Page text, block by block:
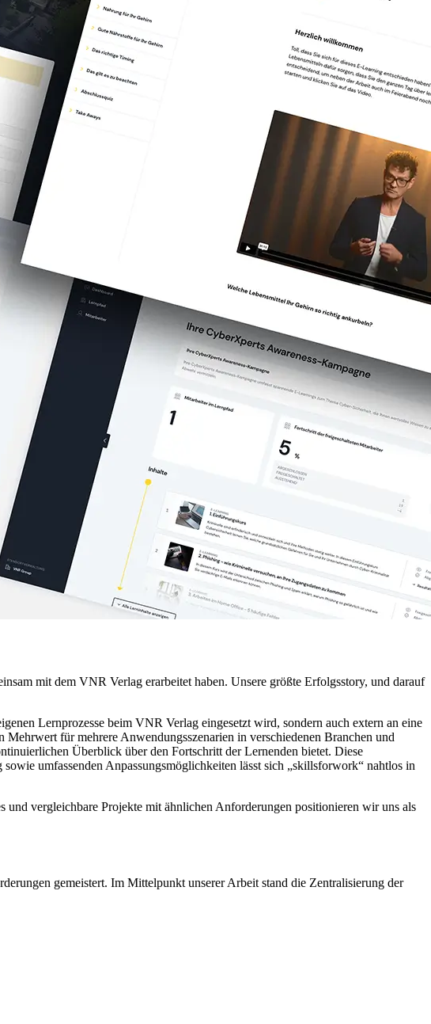
mit dem VNR Verlag erarbeitet haben. Unsere größte Erfolgsstory, und darauf
Lernprozesse beim VNR Verlag eingesetzt wird, sondern auch extern an eine
für mehrere Anwendungsszenarien in verschiedenen Branchen und
Überblick über den Fortschritt der Lernenden bietet. Diese
umfassenden Anpassungsmöglichkeiten lässt sich „skillsforwork“ nahtlos in
vergleichbare Projekte mit ähnlichen Anforderungen positionieren wir uns als
gemeistert. Im Mittelpunkt unserer Arbeit stand die Zentralisierung der